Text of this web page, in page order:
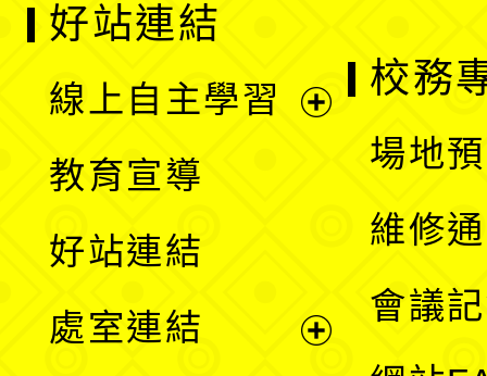
好站連結
線上自主學習
單
教育宣導
好站連結
處室連結
校務
場地
維修
會議